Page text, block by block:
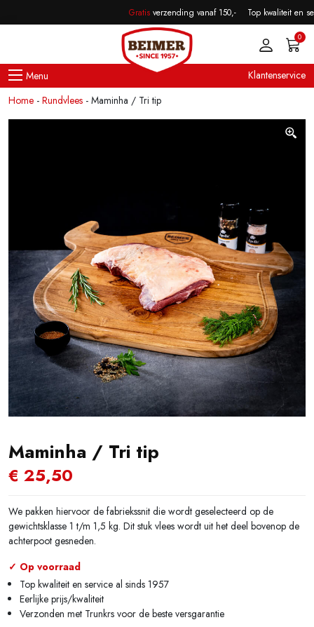
Gratisverzending vanaf 150,- Top kwaliteit en
0
Klantenservice
Maminha / Tri tip
€25,50incl. BTW
Home - Rundvlees - Maminha / Tri tip
Maminha / Tri tip
€ 25,50
We pakken hiervoor de fabriekssnit die wordt geselecteerd op de
gewichtsklasse 1 t/m 1,5 kg. Dit stuk vlees wordt uit het deel bovenop de
achterpoot gesneden.
✓ Op voorraad
Top kwaliteit en service al sinds 1957
Eerlijke prijs/kwaliteit
Verzonden met Trunkrs voor de beste versgarantie